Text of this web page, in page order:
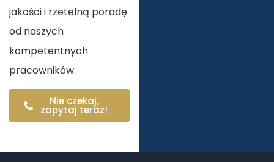
jakości i rzetelną poradę
od naszych
kompetentnych
pracowników.
Nie czekaj,
zapytaj teraz!